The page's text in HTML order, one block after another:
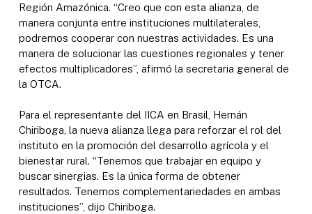
Región Amazónica. “Creo que con esta alianza, de
manera conjunta entre instituciones multilaterales,
podremos cooperar con nuestras actividades. Es una
manera de solucionar las cuestiones regionales y tener
efectos multiplicadores”, afirmó la secretaria general de
la OTCA.
Para el representante del IICA en Brasil, Hernán
Chiriboga, la nueva alianza llega para reforzar el rol del
instituto en la promoción del desarrollo agrícola y el
bienestar rural. “Tenemos que trabajar en equipo y
buscar sinergias. Es la única forma de obtener
resultados. Tenemos complementariedades en ambas
instituciones”, dijo Chiriboga.